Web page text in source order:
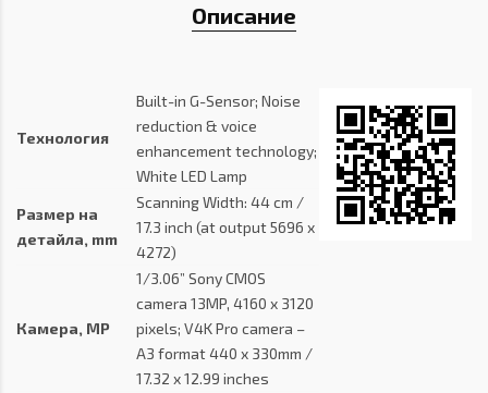
Описание
Технология
Built-in G-Sensor; Noise
reduction & voice
enhancement technology;
White LED Lamp
Размер на
детайла, mm
Scanning Width: 44 cm /
17.3 inch (at output 5696 x
4272)
Камера, MP
1/3.06” Sony CMOS
camera 13MP, 4160 x 3120
pixels; V4K Pro camera –
A3 format 440 x 330mm /
17.32 x 12.99 inches